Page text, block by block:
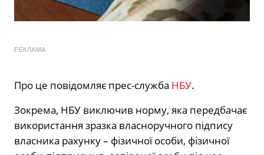
РЕКЛАМА
Про це повідомляє прес-служба НБУ.
Зокрема, НБУ виключив норму, яка передбачає
використання зразка власноручного підпису
власника рахунку – фізичної особи, фізичної